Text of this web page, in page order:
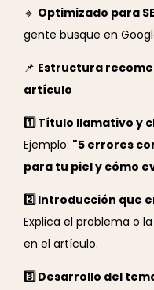
🔹 Optimizado para
gente busque en
📌 Estructura
artículo
1️⃣ Título llamativo y
Ejemplo: "5 errores
para tu piel y cómo
2️⃣ Introducción que
Explica el problema o
en el artículo.
3️⃣ Desarrollo del